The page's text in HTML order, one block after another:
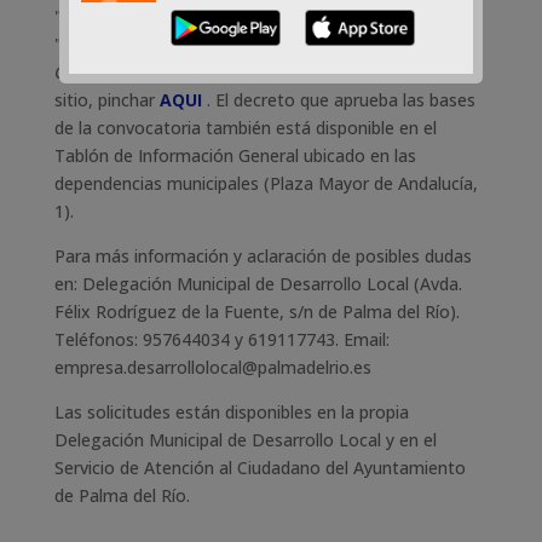
" Sede Electrónica-Tablón de Auncios Electrónico
" Ciudadanía-Área de Desarrollo Local-Empresa-
Convocatoria Subvenciones-Empresas". Para ir a este
sitio, pinchar AQUI . El decreto que aprueba las bases
de la convocatoria también está disponible en el
Tablón de Información General ubicado en las
dependencias municipales (Plaza Mayor de Andalucía,
1).
Para más información y aclaración de posibles dudas
en: Delegación Municipal de Desarrollo Local (Avda.
Félix Rodríguez de la Fuente, s/n de Palma del Río).
Teléfonos: 957644034 y 619117743. Email:
empresa.desarrollolocal@palmadelrio.es
Las solicitudes están disponibles en la propia
Delegación Municipal de Desarrollo Local y en el
Servicio de Atención al Ciudadano del Ayuntamiento
de Palma del Río.